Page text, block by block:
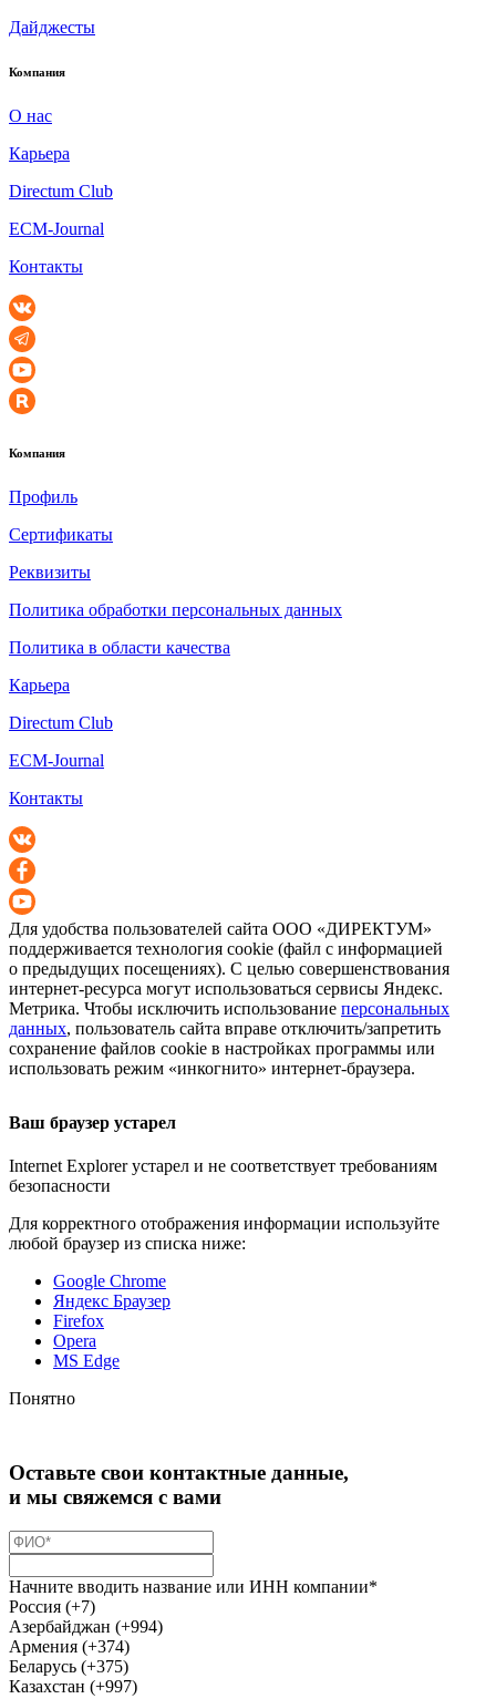
Дайджесты
Компания
О нас
Карьера
Directum Club
ECM-Journal
Контакты
Компания
Профиль
Сертификаты
Реквизиты
Политика обработки персональных данных
Политика в области качества
Карьера
Directum Club
ECM-Journal
Контакты
Для удобства пользователей сайта ООО «ДИРЕКТУМ»
поддерживается технология cookie (файл с информацией
о предыдущих посещениях). С целью совершенствования
интернет-ресурса могут использоваться сервисы Яндекс.
Метрика. Чтобы исключить использование персональных
данных, пользователь сайта вправе отключить/запретить
сохранение файлов cookie в настройках программы или
использовать режим «инкогнито» интернет-браузера.
Ваш браузер устарел
Internet Explorer устарел и не соответствует требованиям
безопасности
Для корректного отображения информации используйте
любой браузер из списка ниже:
Google Chrome
Яндекс Браузер
Firefox
Opera
MS Edge
Понятно
Оставьте свои контактные данные,
и мы свяжемся с вами
Начните вводить название или ИНН компании*
Россия (+7)
Азербайджан (+994)
Армения (+374)
Беларусь (+375)
Казахстан (+997)